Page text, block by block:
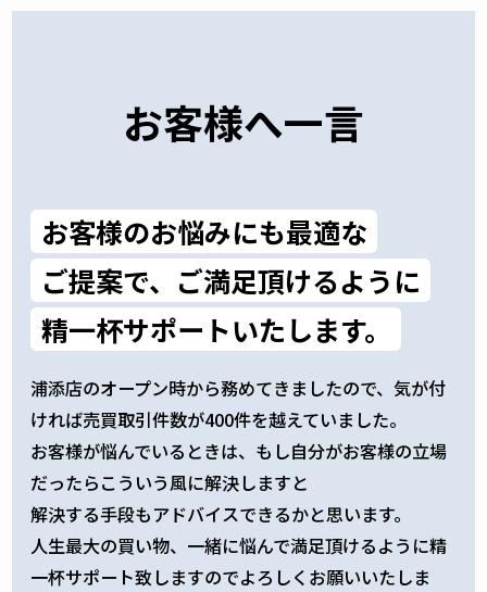
お客様へ一言
お客様のお悩みにも最適な
ご提案で、 ご満足頂けるように
精一杯サポートいたします。
浦添店のオープン時から務めてきましたので、気が付
ければ売買取引件数が400件を越えていました。
お客様が悩んでいるときは、もし自分がお客様の立場
だったらこういう風に解決しますと
解決する手段もアドバイスできるかと思います。
人生最大の買い物、一緒に悩んで満足頂けるように精
一杯サポート致しますのでよろしくお願いいたしま